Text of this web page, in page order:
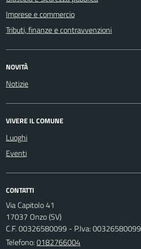
Imprese e commercio
Tributi, finanze e contravvenzioni
NOVITÀ
Notizie
VIVERE IL COMUNE
Luoghi
Eventi
CONTATTI
Via Capitolo 41
17037 Onzo (SV)
C.F. 00326580099 - P.Iva: 00326580099
Telefono:0182766004